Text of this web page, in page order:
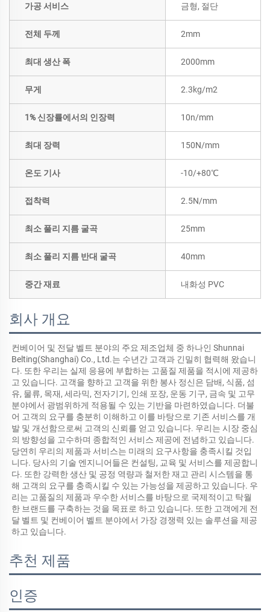
가공 서비스 금형, 절단
전체 두께 2mm
최대 생산 폭 2000mm
무게 2.3kg/m2
1% 신장률에서의 인장력 10n/mm
최대 장력 150N/mm
온도 기사 -10/+80℃
접착력 2.5N/mm
최소 풀리 지름 굴곡 25mm
최소 풀리 지름 반대 굴곡 40mm
중간 재료 내화성 PVC
회사 개요
컨베이어 및 전달 벨트 분야의 주요 제조업체 중 하나인 Shunnai
Belting(Shanghai) Co., Ltd.는 수년간 고객과 긴밀히 협력해 왔습니
다. 또한 우리는 실제 응용에 부합하는 고품질 제품을 적시에 제공하
고 있습니다. 고객을 향하고 고객을 위한 봉사 정신은 담배, 식품, 섬
유, 물류, 목재, 세라믹, 전자기기, 인쇄 포장, 운동 기구, 금속 및 고무
분야에서 광범위하게 적용될 수 있는 기반을 마련하였습니다. 더불
어 고객의 요구를 충분히 이해하고 이를 바탕으로 기존 서비스를 개
발 및 개선함으로써 고객의 신뢰를 얻고 있습니다. 우리는 시장 중심
의 방향성을 고수하며 종합적인 서비스 제공에 전념하고 있습니다.
당연히 우리의 제품과 서비스는 미래의 요구사항을 충족시킬 것입
니다. 당사의 기술 엔지니어들은 컨설팅, 교육 및 서비스를 제공합니
다. 또한 강력한 생산 및 공정 역량과 철저한 재고 관리 시스템을 통
해 고객의 요구를 충족시킬 수 있는 가능성을 제공하고 있습니다. 우
리는 고품질의 제품과 우수한 서비스를 바탕으로 국제적이고 탁월
한 브랜드를 구축하는 것을 목표로 하고 있습니다. 또한 고객에게 전
달 벨트 및 컨베이어 벨트 분야에서 가장 경쟁력 있는 솔루션을 제공
하고 있습니다.
추천 제품
인증